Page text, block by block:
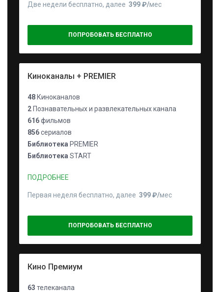
Две недели бесплатно, далее 399 ₽⁠/⁠мес
ПОПРОБОВАТЬ БЕСПЛАТНО
Киноканалы + PREMIER
48 Киноканалов
2 Познавательных и развлекательных канала
616фильмов
856сериалов
Библиотека PREMIER
Библиотека START
ПОДРОБНЕЕ
Первая неделя бесплатно, далее 399 ₽⁠/⁠мес
ПОПРОБОВАТЬ БЕСПЛАТНО
Кино Премиум
63 телеканала